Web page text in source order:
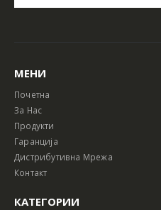
МЕНИ
Почетна
За Нас
Продукти
Гаранција
Дистрибутивна Мрежа
Контакт
КАТЕГОРИИ